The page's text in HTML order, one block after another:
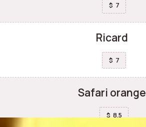
$ 7
Ricard
$ 7
Safari orange
$ 8.5